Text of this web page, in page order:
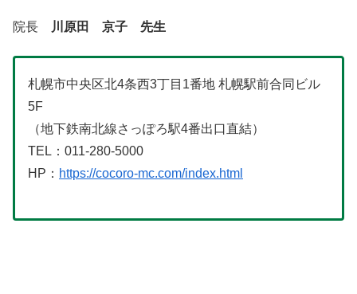
院長 川原田 京子 先生
札幌市中央区北4条西3丁目1番地 札幌駅前合同ビル
5F
（地下鉄南北線さっぽろ駅4番出口直結）
TEL：011-280-5000
HP： https://cocoro-mc.com/index.html